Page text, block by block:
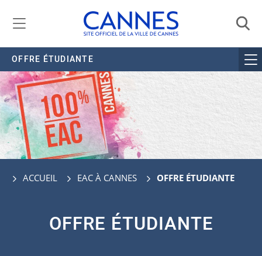
OFFRE ÉTUDIANTE
ACCUEIL EAC À CANNES OFFRE ÉTUDIANTE
OFFRE ÉTUDIANTE